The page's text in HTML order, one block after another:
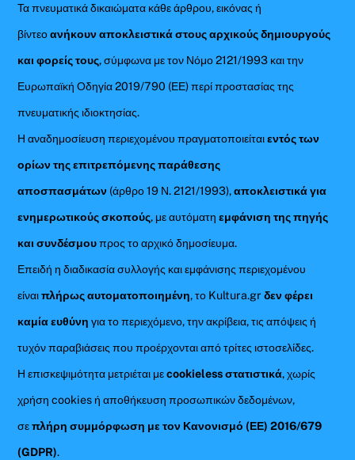
Τα πνευματικά δικαιώματα κάθε άρθρου, εικόνας ή
βίντεοανήκουν αποκλειστικά στους αρχικούς δημιουργούς
και φορείς τους, σύμφωνα με τον Νόμο 2121/1993 και την
Ευρωπαϊκή Οδηγία 2019/790 (ΕΕ) περί προστασίας της
πνευματικής ιδιοκτησίας.
Η αναδημοσίευση περιεχομένου πραγματοποιείταιεντός των
ορίων της επιτρεπόμενης παράθεσης
αποσπασμάτων (άρθρο 19 Ν. 2121/1993),αποκλειστικά για
ενημερωτικούς σκοπούς, με αυτόματηεμφάνιση της πηγής
και συνδέσμουπρος το αρχικό δημοσίευμα.
Επειδή η διαδικασία συλλογής και εμφάνισης περιεχομένου
είναιπλήρως αυτοματοποιημένη, το Kultura.grδεν φέρει
καμία ευθύνη για το περιεχόμενο, την ακρίβεια, τις απόψεις ή
τυχόν παραβιάσεις που προέρχονται από τρίτες ιστοσελίδες.
Η επισκεψιμότητα μετριέται μεcookieless στατιστικά, χωρίς
χρήση cookies ή αποθήκευση προσωπικών δεδομένων,
σεπλήρη συμμόρφωση με τον Κανονισμό (ΕΕ) 2016/679
(GDPR).